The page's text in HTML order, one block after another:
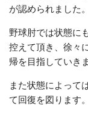
が認められました。
野球肘では状態に
控えて頂き、徐々
帰を目指していき
また状態によって
て回復を図ります。